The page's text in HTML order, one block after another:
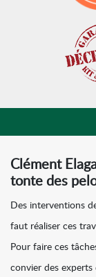
Clément
tonte des
Des interventions
faut réaliser ces
Pour faire ces
convier des